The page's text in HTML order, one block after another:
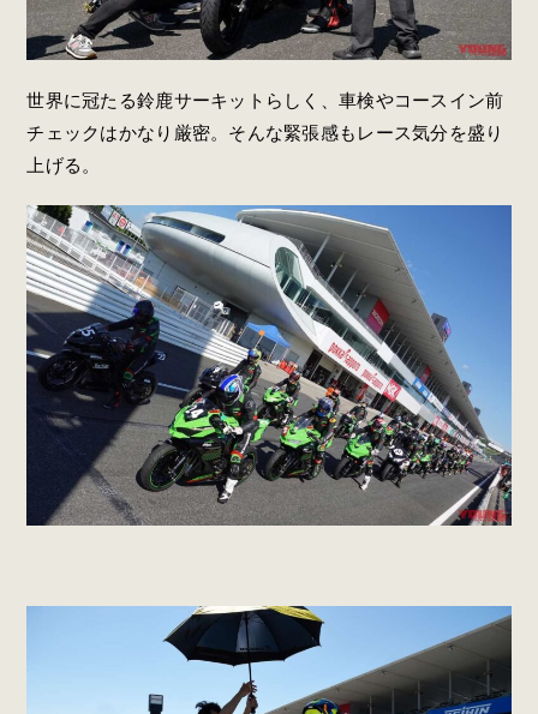
世界に冠たる鈴鹿サーキットらしく、車検やコースイン前
チェックはかなり厳密。そんな緊張感もレース気分を盛り
上げる。